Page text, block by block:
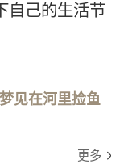
自己的生活节
梦见在河里捡鱼
更多